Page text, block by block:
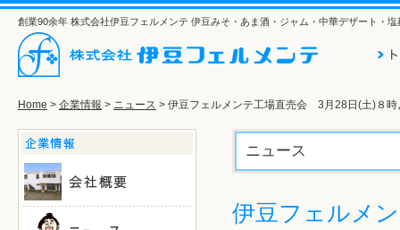
創業90余年 株式会社伊豆フェルメンテ 伊豆みそ・あま酒・ジャム・中華デザート・
Home > 企業情報 > ニュース > 伊豆フェルメンテ工場直売会 3月28日(土)８時
ニュース
伊豆フェルメ